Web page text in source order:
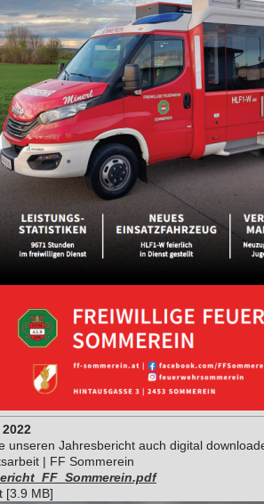
unseren Jahresbericht auch digital
| FF Sommerein
[3.9 MB]